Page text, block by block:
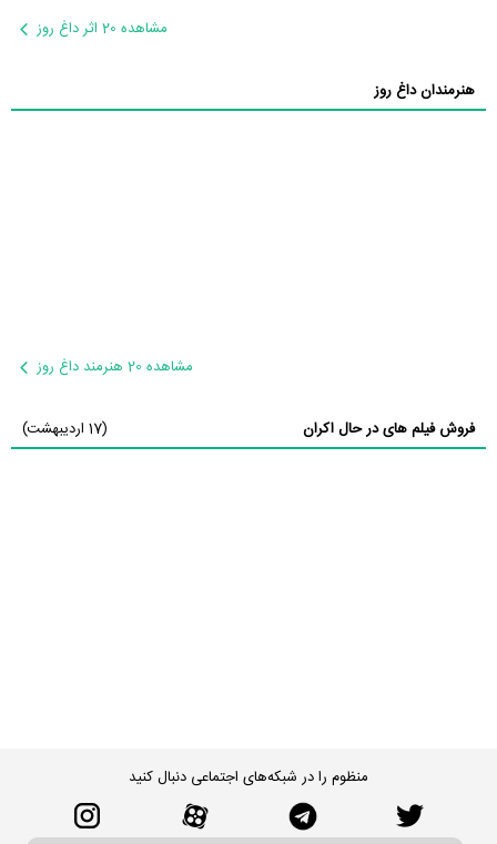
مشاهده 20 اثر داغ روز
هنرمندان داغ روز
مشاهده 20 هنرمند داغ روز
فروش فیلم های در حال اکران (17 اردیبهشت)
منظوم را در شبکه‌های اجتماعی دنبال کنید